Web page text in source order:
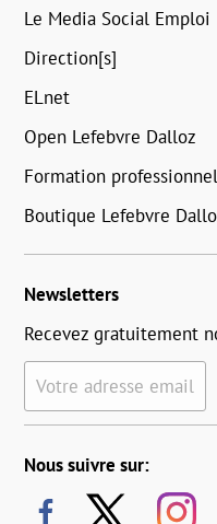
Le Media Social Emploi
Direction[s]
ELnet
Open Lefebvre Dalloz
Formation
Boutique Lefebvre
Newsletters
Recevez gratuitement
Votre adresse email
Nous suivre sur: